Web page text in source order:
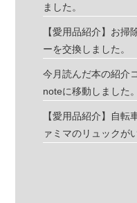
ました。
【愛用品紹介】お掃
ーを交換しました。
今月読んだ本の紹介
noteに移動しました。
【愛用品紹介】自転
ァミマのリュックが